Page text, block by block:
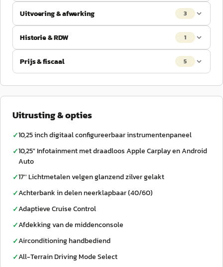
Uitvoering & afwerking 3
Historie & RDW 1
Prijs & fiscaal 5
Uitrusting & opties
✓10,25 inch digitaal configureerbaar instrumentenpaneel
✓10,25" Infotainment met draadloos Apple Carplay en Android
Auto
✓17'' Lichtmetalen velgen glanzend zilver gelakt
✓Achterbank in delen neerklapbaar (40/60)
✓Adaptieve Cruise Control
✓Afdekking van de middenconsole
✓Airconditioning handbediend
✓All-Terrain Driving Mode Select